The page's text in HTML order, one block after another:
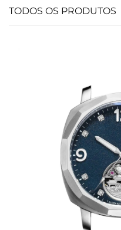
TODOS OS PRODUTOS